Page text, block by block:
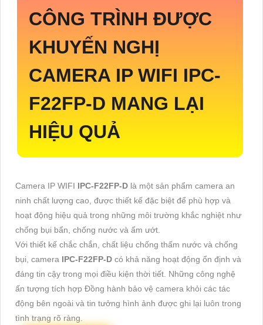
CÔNG TRÌNH ĐƯỢC
KHUYẾN NGHỊ
CAMERA IP WIFI IPC-
F22FP-D MANG LẠI
HIỆU QUẢ
Camera IP WIFI IPC-F22FP-D là một sản phẩm camera an
ninh chất lượng cao, được thiết kế đặc biệt để phù hợp và
hoạt động hiệu quả trong những môi trường khắc nghiệt như
chống bụi bẩn, chống nước và ẩm ướt.
Với thiết kế chắc chắn, chất liệu chống thấm nước và chống
bụi, camera IPC-F22FP-D có khả năng hoạt động ổn định và
đáng tin cậy trong mọi điều kiện thời tiết. Những công nghệ
ấn tượng tích hợp Đồng hành bảo vệ camera khỏi các tác
động bên ngoài và tin tưởng hình ảnh được ghi lại luôn trong
tình trạng rõ ràng.